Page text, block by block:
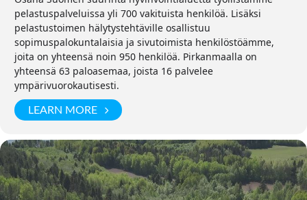
pelastuspalveluissa yli 700 vakituista henkilöä. Lisäksi
pelastustoimen hälytystehtäville osallistuu
sopimuspalokuntalaisia ja sivutoimista henkilöstöämme,
joita on yhteensä noin 950 henkilöä. Pirkanmaalla on
yhteensä 63 paloasemaa, joista 16 palvelee
ympärivuorokautisesti.
LEARN MORE